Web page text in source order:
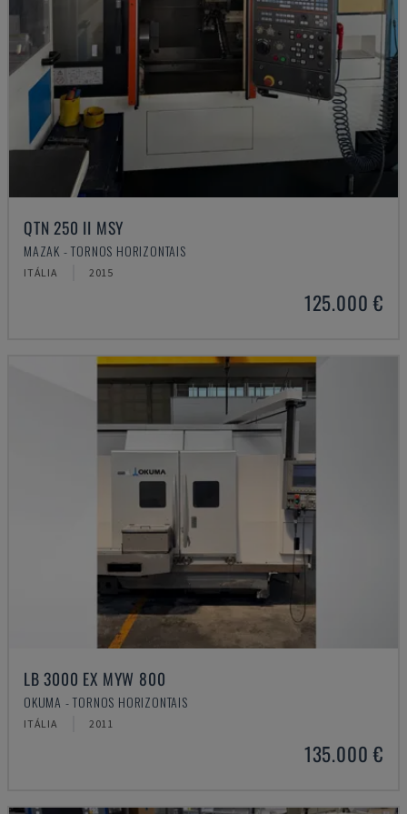
QTN 250 II MSY
MAZAK - TORNOS HORIZONTAIS
ITÁLIA 2015
125.000 €
LB 3000 EX MYW 800
OKUMA - TORNOS HORIZONTAIS
ITÁLIA 2011
135.000 €